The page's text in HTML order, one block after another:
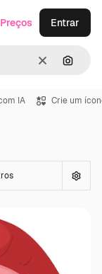
Limpar
Preços Entrar
IA Crie um